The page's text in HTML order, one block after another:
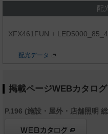
配
XFX461FUN +
配光データ
掲載ページWEBカタログ
P.196 (施設・屋外・店舗照明